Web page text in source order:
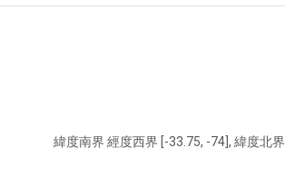
緯度南界 經度西界 [-33.75, -74], 緯度北